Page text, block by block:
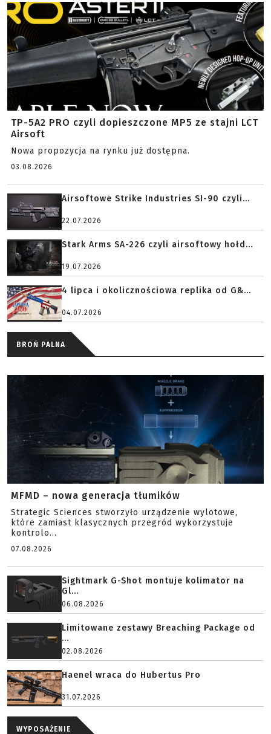
TP-5A2 PRO czyli dopieszczone MP5 ze stajni LCT
Airsoft
Nowa propozycja na rynku już dostępna.
03.08.2026
Airsoftowe Strike Industries SI-90 czyli...
22.07.2026
Stark Arms SA-226 czyli airsoftowy hołd...
19.07.2026
4 lipca i okolicznościowa replika od G&...
04.07.2026
BROŃ PALNA
MFMD – nowa generacja tłumików
Strategic Sciences stworzyło urządzenie wylotowe,
które zamiast klasycznych przegród wykorzystuje
kontrolo...
07.08.2026
Sightmark G-Shot montuje kolimator na
Gl...
06.08.2026
Limitowane zestawy Breaching Package od
...
02.08.2026
Haenel wraca do Hubertus Pro
31.07.2026
WYPOSAŻENIE